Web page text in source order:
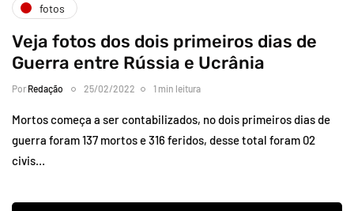
fotos
Veja fotos dos dois primeiros dias de
Guerra entre Rússia e Ucrânia
Por Redação 25/02/2022 1 min leitura
Mortos começa a ser contabilizados, no dois primeiros dias de
guerra foram 137 mortos e 316 feridos, desse total foram 02
civis…